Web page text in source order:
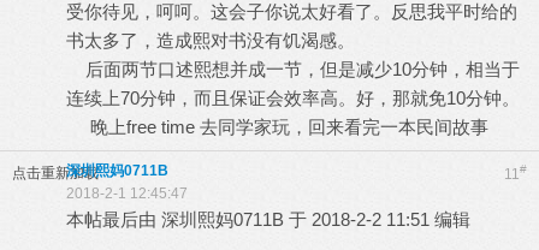
受你待见，呵呵。这会子你说太好看了。反思我平时给的
书太多了，造成熙对书没有饥渴感。
后面两节口述熙想并成一节，但是减少10分钟，相当于
连续上70分钟，而且保证会效率高。好，那就免10分钟。
晚上free time 去同学家玩，回来看完一本民间故事
点击重新加载 11#
深圳熙妈0711B
2018-2-1 12:45:47
本帖最后由 深圳熙妈0711B 于 2018-2-2 11:51 编辑